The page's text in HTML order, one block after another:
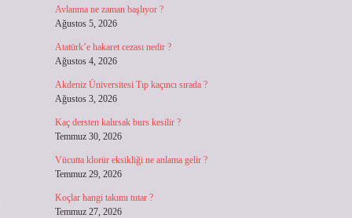
Avlanma ne zaman başlıyor ?
Ağustos 5, 2026
Atatürk’e hakaret cezası nedir ?
Ağustos 4, 2026
Akdeniz Üniversitesi Tıp kaçıncı sırada ?
Ağustos 3, 2026
Kaç dersten kalırsak burs kesilir ?
Temmuz 30, 2026
Vücutta klorür eksikliği ne anlama gelir ?
Temmuz 29, 2026
Koçlar hangi takımı tutar ?
Temmuz 27, 2026